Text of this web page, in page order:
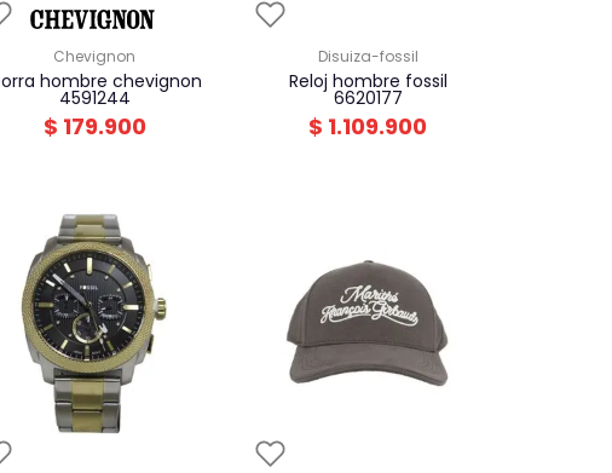
chevignon
4591244
$ 179.900
disuiza-fossil
reloj hombre fossil
6620177
$ 1.109.900